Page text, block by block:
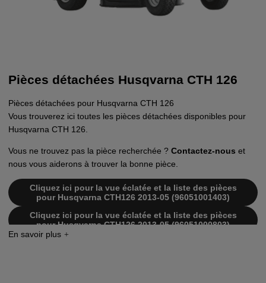
Pièces détachées Husqvarna CTH 126
Pièces détachées pour Husqvarna CTH 126
Vous trouverez ici toutes les pièces détachées disponibles pour
Husqvarna CTH 126.
Vous ne trouvez pas la pièce recherchée ? Contactez-nous et
nous vous aiderons à trouver la bonne pièce.
Cliquez ici pour la vue éclatée et la liste des pièces
pour Husqvarna CTH126 2013-05 (96051001403)
Cliquez ici pour la vue éclatée et la liste des pièces
pour Husqvarna CTH126 2013-05 (96051000803)